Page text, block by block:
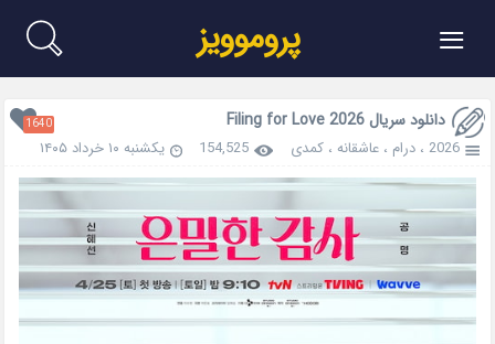
≡ پروموویز
دانلود سریال Filing for Love 2026 1640
2026 ،درام ،عاشقانه ،کمدی 154,525 یکشنبه ۱۰ خرداد ۱۴۰۵